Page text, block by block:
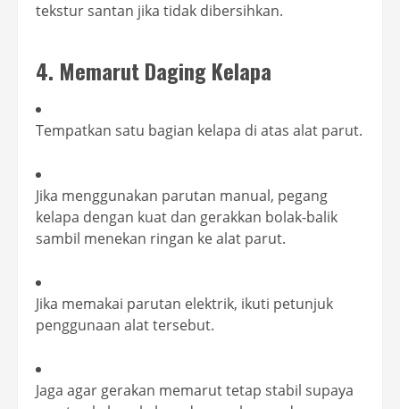
tekstur santan jika tidak dibersihkan.
4. Memarut Daging Kelapa
Tempatkan satu bagian kelapa di atas alat parut.
Jika menggunakan parutan manual, pegang
kelapa dengan kuat dan gerakkan bolak-balik
sambil menekan ringan ke alat parut.
Jika memakai parutan elektrik, ikuti petunjuk
penggunaan alat tersebut.
Jaga agar gerakan memarut tetap stabil supaya